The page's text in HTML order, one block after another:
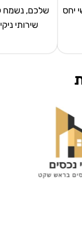
יחס
שלכם, נשמח
שירותי